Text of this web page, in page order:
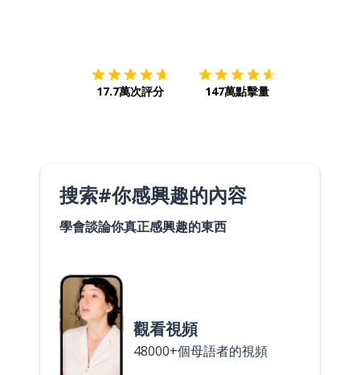
17.7萬次評分 147萬點擊量
搜索#你感興趣的內容
學會談論你真正感興趣的東西
觀看視頻
48000+個母語者的視頻